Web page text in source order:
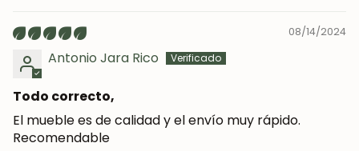
08/14/2024
Antonio Jara Rico
Todo correcto,
El mueble es de calidad y el envío muy rápido.
Recomendable
SUSCRIBIRME